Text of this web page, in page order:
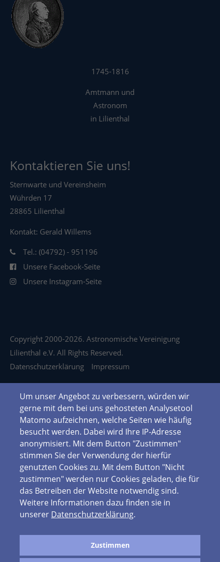
1745-1816
Amtmann und
Astronom
in Lilienthal
Kontaktieren Sie uns!
Sternwarte und Vereinsheim
Wührden 17
28865 Lilienthal
Kontakt: Gerald Willems
Tel.: (04792) - 951196
Unsere Facebook-Seite
Unsere Instagram-Seite
Copyright 2000-2026. Astronomische Vereinigung
Lilienthal e.V. All Rights Reserved.
Datenschutzerklärung
Impressum
Um unser Angebot zu verbessern, würden wir
gerne mit dem bei uns gehosteten Analysetool
Matomo aufzeichnen, welche Seiten wie häufig
besucht werden. Dabei wird Ihre IP-Adresse
anonymisiert. Mit dem Button "Zustimmen"
stimmen Sie der Verwendung der hierfür
genutzten Cookies zu. Mit dem Button "Nicht
zustimmen" werden nur Cookies geladen, die für
das Betreiben der Website notwendig sind.
Weitere Informationen dazu finden sie in
unserer Datenschutzerklärung.
Zustimmen